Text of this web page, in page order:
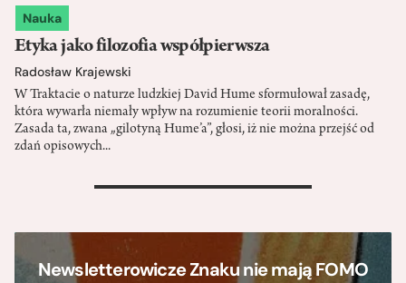
Nauka
Etyka jako filozofia współpierwsza
Radosław Krajewski
W Traktacie o naturze ludzkiej David Hume sformułował zasadę,
która wywarła niemały wpływ na rozumienie teorii moralności.
Zasada ta, zwana „gilotyną Hume’a”, głosi, iż nie można przejść od
zdań opisowych...
>
Newsletterowicze Znaku nie mają FOMO